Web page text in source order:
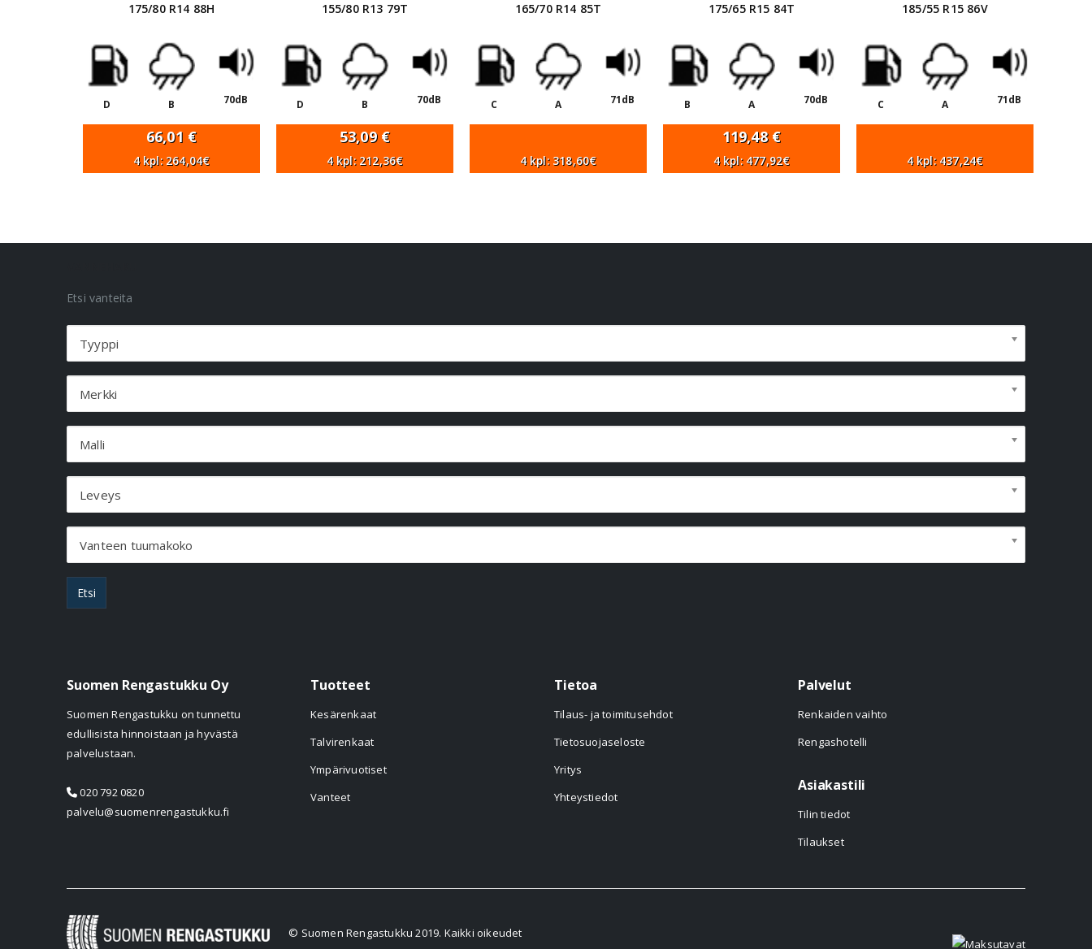
175/80 R14 88H
D B 70dB
66,01 €
4 kpl: 264,04€
155/80 R13 79T
D B 70dB
53,09 €
4 kpl: 212,36€
165/70 R14 85T
C A 71dB
4 kpl: 318,60€
175/65 R15 84T
B A 70dB
119,48 €
4 kpl: 477,92€
185/55 R15 86V
C A 71dB
4 kpl: 437,24€
Etsi vanteita
Tyyppi
Merkki
Malli
Leveys
Vanteen tuumakoko
Etsi
Suomen Rengastukku Oy
Suomen Rengastukku on tunnettu
edullisista hinnoistaan ja hyvästä
palvelustaan.
020 792 0820
palvelu@suomenrengastukku.fi
Tuotteet
Kesärenkaat
Talvirenkaat
Ympärivuotiset
Vanteet
Tietoa
Tilaus- ja toimitusehdot
Tietosuojaseloste
Yritys
Yhteystiedot
Palvelut
Renkaiden vaihto
Rengashotelli
Asiakastili
Tilin tiedot
Tilaukset
© Suomen Rengastukku 2019. Kaikki oikeudet